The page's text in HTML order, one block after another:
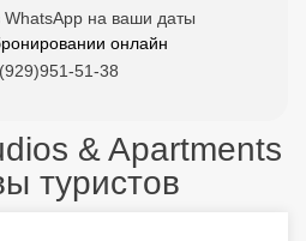
длительного
отдыха с